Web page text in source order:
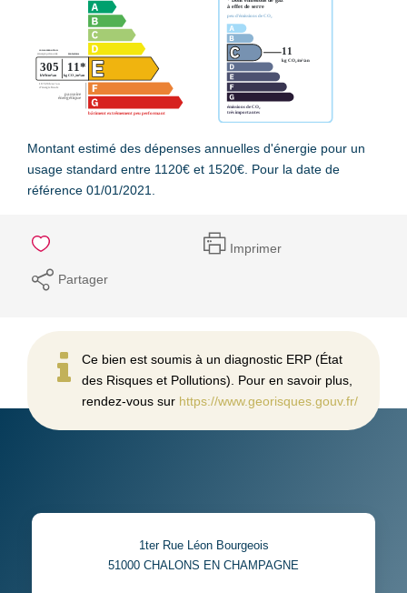
Montant estimé des dépenses annuelles d'énergie pour un
usage standard entre 1120€ et 1520€. Pour la date de
référence 01/01/2021.
Imprimer
Partager
Ce bien est soumis à un diagnostic ERP (État
des Risques et Pollutions). Pour en savoir plus,
rendez-vous sur https://www.georisques.gouv.fr/
1ter Rue Léon Bourgeois
51000 CHALONS EN CHAMPAGNE